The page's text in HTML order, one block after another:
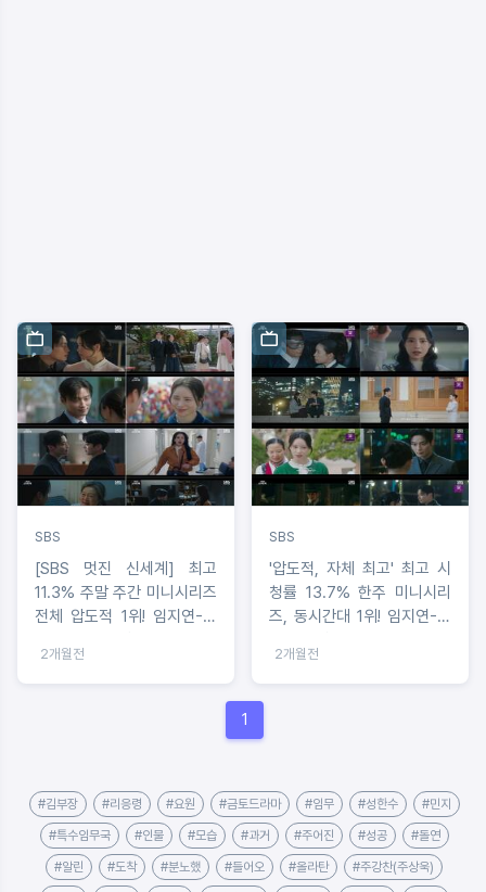
SBS
[SBS 멋진 신세계] 최고
11.3% 주말 주간 미니시리즈
전체 압도적 1위! 임지연-허
전개 휘몰아쳤다!
2개월전
SBS
'압도적, 자체 최고' 최고 시
청률 13.7% 한주 미니시리
즈, 동시간대 1위! 임지연-허
2개월전
1
#김부장 #리응령 #요원 #금토드라마 #임무 #성한수 #민지
#특수임무국 #인물 #모습 #과거 #주어진 #성공 #돌연
#알린 #도착 #분노했 #들어오 #올라탄 #주강찬(주상욱)